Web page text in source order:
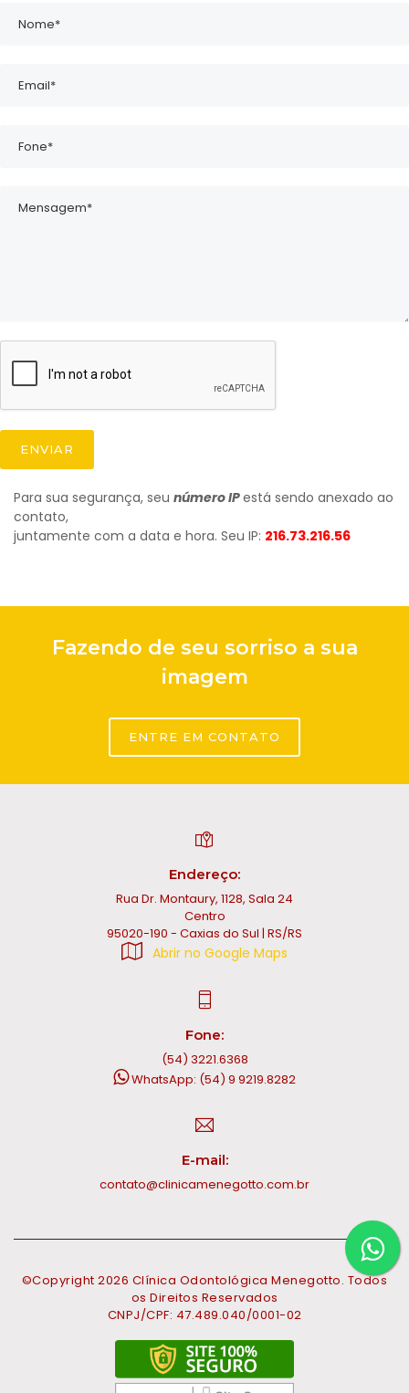
ENVIAR
Para sua segurança, seu número IPestá sendo anexado ao
contato,
juntamente com a data e hora. Seu IP: 216.73.216.56
Fazendo de seu sorriso a sua
imagem
ENTRE EM CONTATO
Endereço:
Rua Dr. Montaury, 1128, Sala 24
Centro
95020-190 - Caxias do Sul | RS/RS
Abrir no Google Maps
Fone:
(54) 3221.6368
WhatsApp: (54) 9 9219.8282
E-mail:
contato@clinicamenegotto.com.br
©Copyright2026 Clínica Odontológica Menegotto. Todos
os Direitos Reservados
CNPJ/CPF: 47.489.040/0001-02